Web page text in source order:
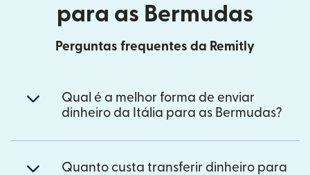
para as Bermudas
Perguntas frequentes da Remitly
Qual é a melhor forma de enviar
dinheiro da Itália para as Bermudas?
Quanto custa transferir dinheiro para